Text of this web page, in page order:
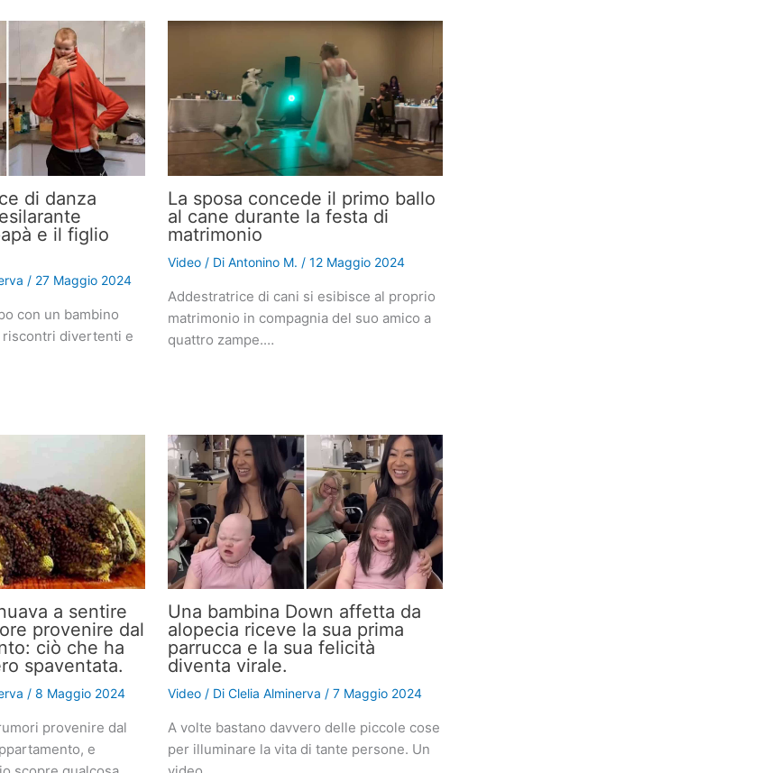
di danza
e il figlio
/ 27 Maggio 2024
con un bambino
divertenti e
La sposa concede il primo ballo
al cane durante la festa di
matrimonio
Video/ Di Antonino M. / 12 Maggio 2024
Addestratrice di cani si esibisce al proprio
matrimonio in compagnia del suo amico a
quattro zampe.…
a sentire
provenire dal
ciò che ha
spaventata.
/ 8 Maggio 2024
provenire dal
e
Una bambina Down affetta da
alopecia riceve la sua prima
parrucca e la sua felicità
diventa virale.
Video/ Di Clelia Alminerva / 7 Maggio 2024
A volte bastano davvero delle piccole cose
per illuminare la vita di tante persone. Un